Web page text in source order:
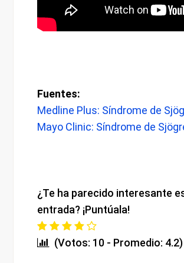
Fuentes:
Medline Plus: Síndrome de
Mayo Clinic: Síndrome de
¿Te ha parecido interesante
entrada? ¡Puntúala!
(Votos: 10 - Promedio: 4.2)